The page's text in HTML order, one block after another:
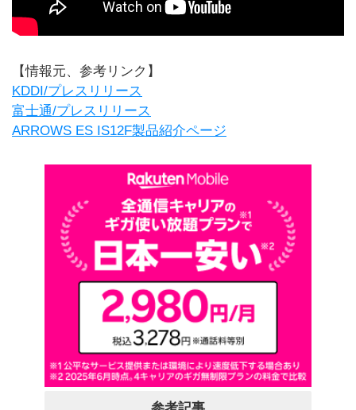
【情報元、参考リンク】
KDDI/プレスリリース
富士通/プレスリリース
ARROWS ES IS12F製品紹介ページ